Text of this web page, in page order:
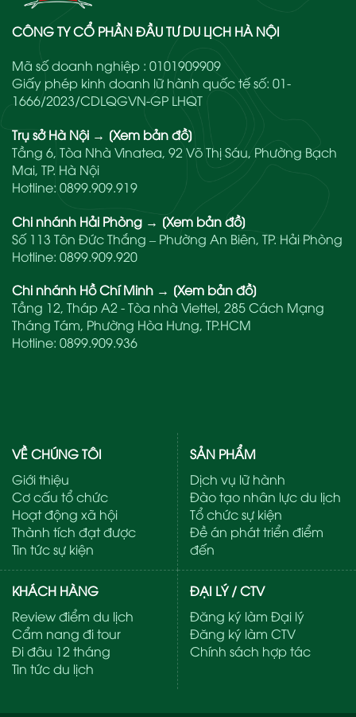
CÔNG TY CỔ PHẦN ĐẦU TƯ DU LỊCH HÀ NỘI
Mã số doanh nghiệp : 0101909909
Giấy phép kinh doanh lữ hành quốc tế số: 01-
1666/2023/CDLQGVN-GP LHQT
Trụ sở Hà Nội → [Xem bản đồ]
Tầng 6, Tòa Nhà Vinatea, 92 Võ Thị Sáu, Phường Bạch
Mai, TP. Hà Nội
Hotline: 0899.909.919
Chi nhánh Hải Phòng → [Xem bản đồ]
Số 113 Tôn Đức Thắng – Phường An Biên, TP. Hải Phòng
Hotline: 0899.909.920
Chi nhánh Hồ Chí Minh → [Xem bản đồ]
Tầng 12, Tháp A2 - Tòa nhà Viettel, 285 Cách Mạng
Tháng Tám, Phường Hòa Hưng, TP.HCM
Hotline: 0899.909.936
VỀ CHÚNG TÔI
Giới thiệu
Cơ cấu tổ chức
Hoạt động xã hội
Thành tích đạt được
Tin tức sự kiện
SẢN PHẨM
Dịch vụ lữ hành
Đào tạo nhân lực du lịch
Tổ chức sự kiện
Đề án phát triển điểm
đến
KHÁCH HÀNG
Review điểm du lịch
Cẩm nang đi tour
Đi đâu 12 tháng
Tin tức du lịch
ĐẠI LÝ / CTV
Đăng ký làm Đại lý
Đăng ký làm CTV
Chính sách hợp tác